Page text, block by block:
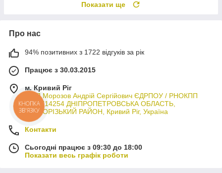
Показати ще
Про нас
94% позитивних з 1722 відгуків за рік
Працює з 30.03.2015
м. Кривий Ріг
ФОП Морозов Андрій Сергійович ЄДРПОУ / РНОКПП
3044714254 ДНІПРОПЕТРОВСЬКА ОБЛАСТЬ,
КРИВОРІЗЬКИЙ РАЙОН, Кривий Ріг, Україна
Контакти
Сьогодні працює з 09:30 до 18:00
Показати весь графік роботи
КНОПКА
ЗВ'ЯЗКУ